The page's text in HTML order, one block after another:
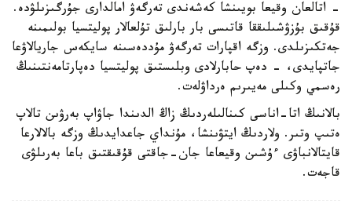
- اتالعان وقيعا بويىنشا كەشەندى تەرگەۋ امالدارى جۇرگىزىلۋدە.
قۇقىق بۇزۋشىلىققا قاتىسى بار بارلىق تۇلعالار پوليتسيا بولىمىنە
جەتكىزىلدى. وزگە اقپارات تەرگەۋ مۇددەسىنە سايكەس جاريالاۋعا
جاتپايدى، - دەپ حابارلادى وبلىستىق پوليتسيا دەپارتامەنتىنىڭ
رەسمي وكىلى مەيىرىم ەرداۋلەت.
بالانىڭ اتا-اناسى كىنالىلەردىڭ زاڭ الدىندا جاۋاپ بەرۋىن تالاپ
ەتىپ وتىر. ولاردىڭ ايتۋىنشا، مۇنداي جاعدايدىڭ وزگە بالالارعا
قايتالانباۋى ءۇشىن وقيعاعا جان-جاقتى قۇقىقتىق باعا بەرىلۋى
قاجەت.